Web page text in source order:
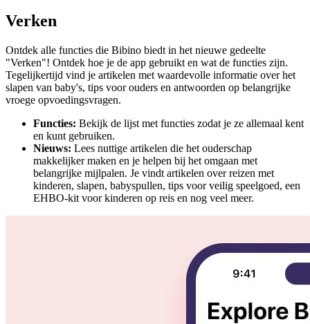
Verken
Ontdek alle functies die Bibino biedt in het nieuwe gedeelte
"Verken"! Ontdek hoe je de app gebruikt en wat de functies zijn.
Tegelijkertijd vind je artikelen met waardevolle informatie over het
slapen van baby's, tips voor ouders en antwoorden op belangrijke
vroege opvoedingsvragen.
Functies: Bekijk de lijst met functies zodat je ze allemaal kent
en kunt gebruiken.
Nieuws: Lees nuttige artikelen die het ouderschap
makkelijker maken en je helpen bij het omgaan met
belangrijke mijlpalen. Je vindt artikelen over reizen met
kinderen, slapen, babyspullen, tips voor veilig speelgoed, een
EHBO-kit voor kinderen op reis en nog veel meer.